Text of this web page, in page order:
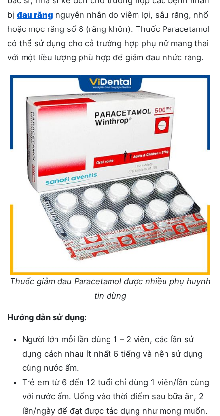
bị đau răng nguyên nhân do viêm lợi, sâu răng, nhổ
hoặc mọc răng số 8 (răng khôn). Thuốc Paracetamol
có thể sử dụng cho cả trường hợp phụ nữ mang thai
với một liều lượng phù hợp để giảm đau nhức răng.
Thuốc giảm đau Paracetamol được nhiều phụ huynh
tin dùng
Hướng dẫn sử dụng:
Người lớn mỗi lần dùng 1 – 2 viên, các lần sử
dụng cách nhau ít nhất 6 tiếng và nên sử dụng
cùng nước ấm.
Trẻ em từ 6 đến 12 tuổi chỉ dùng 1 viên/lần cùng
với nước ấm. Uống vào thời điểm sau bữa ăn, 2
lần/ngày để đạt được tác dụng như mong muốn.